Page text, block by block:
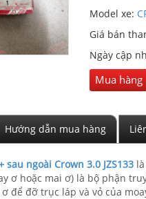
Model xe:
Giá bán
Ngày cập
Mua hàng
Hướng dẫn mua hàng
ngoài Crown 3.0 JZS133là
ơ hoặc mai ơ) là bộ phận
để đỡ trục láp và vỏ của